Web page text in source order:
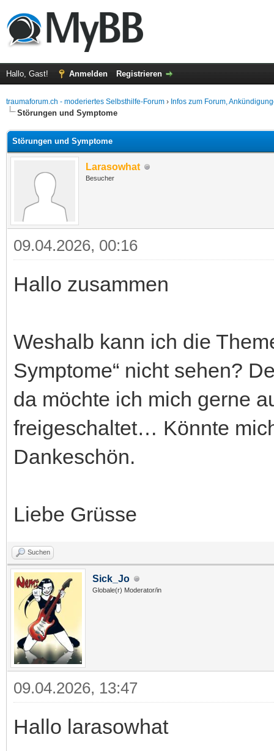
Hallo, Gast! Anmelden Registrieren
traumaforum.ch - moderiertes Selbsthilfe-Forum › Infos zum Forum,
Störungen und Symptome
Störungen und Symptome
Larasowhat
Besucher
09.04.2026, 00:16
Hallo zusammen
Weshalb kann ich die
Symptome“ nicht sehen?
da möchte ich mich gerne
freigeschaltet… Könnte
Dankeschön.
Liebe Grüsse
Suchen
Sick_Jo
Globale(r) Moderator/in
09.04.2026, 13:47
Hallo larasowhat